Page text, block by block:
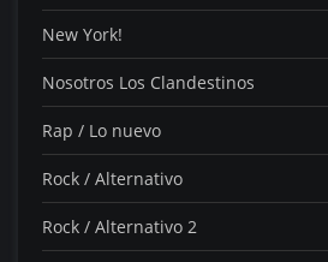
New York!
Nosotros Los Clandestinos
Rap / Lo nuevo
Rock / Alternativo
Rock / Alternativo 2